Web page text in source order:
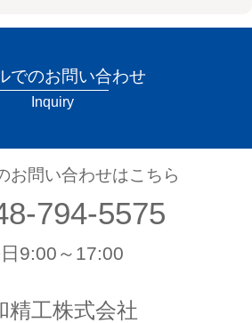
でのお問い合わせ
Inquiry
お問い合わせはこちら
794-5575
9:00～17:00
精工株式会社